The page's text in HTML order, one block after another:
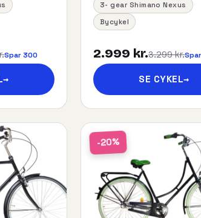
Spar 300
→
3- gear Shimano Nexus
Bycykel
2.999 kr.3.299 kr.
SE CYKEL→
-20%